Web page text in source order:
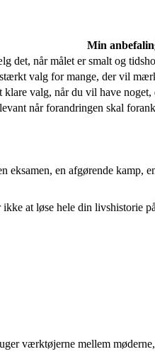
Min
det, når målet er smalt og
valg for mange, der vil
klare valg, når du vil have noget,
når forandringen skal
en afgørende kamp,
at løse hele din livshistorie
værktøjerne mellem